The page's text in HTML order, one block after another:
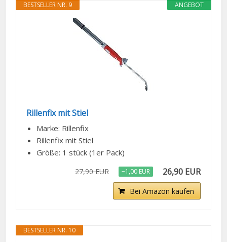
ANGEBOT
BESTSELLER NR. 9
Rillenfix mit Stiel
Marke: Rillenfix
Rillenfix mit Stiel
Größe: 1 stück (1er Pack)
27,90 EUR −1,00 EUR 26,90 EUR
Bei Amazon kaufen
BESTSELLER NR. 10